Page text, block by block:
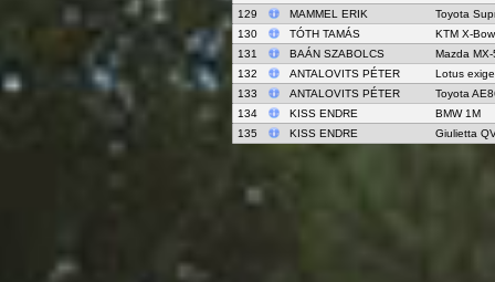
129
MAMMEL ERIK
Toyota
130
TÓTH TAMÁS
KTM X-
131
BAÁN SZABOLCS
Mazda
132
ANTALOVITS PÉTER
Lotus
133
ANTALOVITS PÉTER
Toyota
134
KISS ENDRE
BMW 1M
135
KISS ENDRE Giulietta